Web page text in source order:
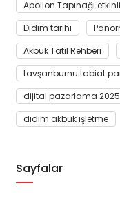
Apollon Tapınağı
Didim tarihi
Akbük Tatil Rehberi
tavşanburnu tabiat
dijital pazarlama 2025
didim akbük işletme
Sayfalar